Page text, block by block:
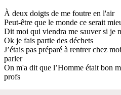
À deux doigts de me foutre en l'air
Peut-être que le monde ce serait
Dit moi qui viendra me sauver si je
Ok je fais partie des déchets
J’étais pas préparé à rentrer chez
parler
On m'a dit que l’Homme était bon
profs